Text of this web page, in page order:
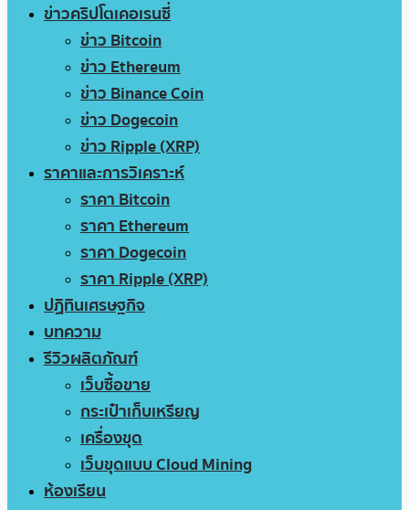
ข่าวคริปโตเคอเรนซี่
ข่าว Bitcoin
ข่าว Ethereum
ข่าว Binance Coin
ข่าว Dogecoin
ข่าว Ripple (XRP)
ราคาและการวิเคราะห์
ราคา Bitcoin
ราคา Ethereum
ราคา Dogecoin
ราคา Ripple (XRP)
ปฏิทินเศรษฐกิจ
บทความ
รีวิวผลิตภัณฑ์
เว็บซื้อขาย
กระเป๋าเก็บเหรียญ
เครื่องขุด
เว็บขุดแบบ Cloud Mining
ห้องเรียน